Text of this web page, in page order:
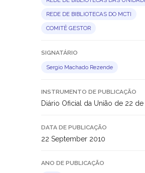
REDE DE BIBLIOTECAS DO MCTI
COMITÊ GESTOR
SIGNATÁRIO
Sergio Machado Rezende
INSTRUMENTO DE PUBLICAÇÃO
Diário Oficial da União de 22
DATA DE PUBLICAÇÃO
22 September 2010
ANO DE PUBLICAÇÃO